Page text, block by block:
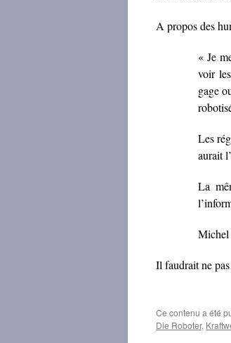
A propos des
« Je
voir
gage
Les
aurait
La
Il faudrait ne
Ce contenu a été
Die Roboter,